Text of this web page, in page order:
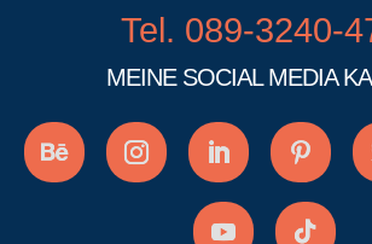
Tel. 089-3240-
MEINE SOCIAL MEDIA